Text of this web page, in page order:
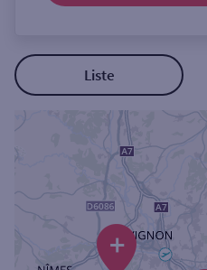
Coffre-fort
Ville / Code postal
Liste
+